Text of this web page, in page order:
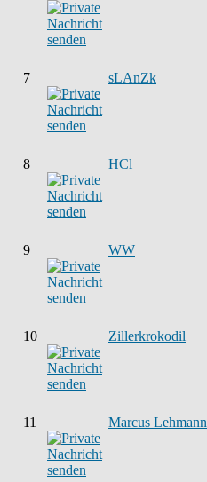
7 sLAnZk
8 HCl
9 WW
10 Zillerkrokodil
11 Marcus Lehmann